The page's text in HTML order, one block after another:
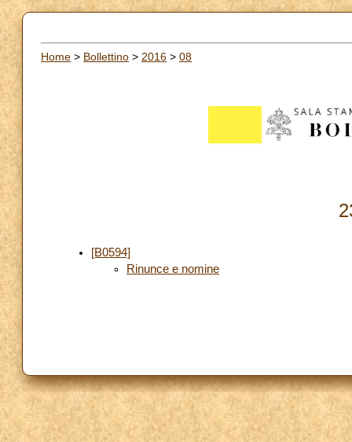
Home > Bollettino > 2016 > 08
[B0594]
Rinunce e nomine